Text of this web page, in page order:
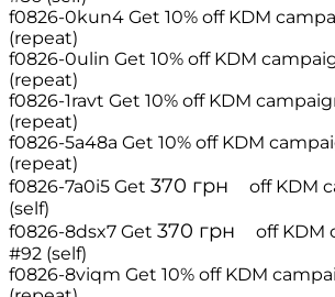
f0826-0kun4 Get 10% off KDM
(repeat)
f0826-0ulin Get 10% off KDM
(repeat)
f0826-1ravt Get 10% off KDM
(repeat)
f0826-5a48a Get 10% off KDM
(repeat)
f0826-7a0i5 Get 370 грн off KDM
(self)
f0826-8dsx7 Get 370 грн off KDM
#92 (self)
f0826-8viqm Get 10% off KDM